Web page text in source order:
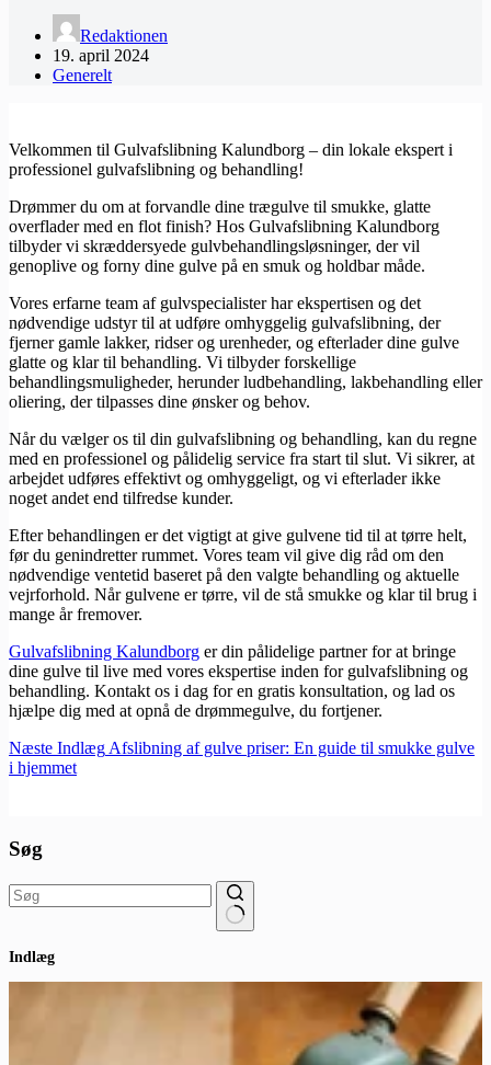
Redaktionen
19. april 2024
Generelt
Velkommen til Gulvafslibning Kalundborg – din lokale ekspert i
professionel gulvafslibning og behandling!
Drømmer du om at forvandle dine trægulve til smukke, glatte
overflader med en flot finish? Hos Gulvafslibning Kalundborg
tilbyder vi skræddersyede gulvbehandlingsløsninger, der vil
genoplive og forny dine gulve på en smuk og holdbar måde.
Vores erfarne team af gulvspecialister har ekspertisen og det
nødvendige udstyr til at udføre omhyggelig gulvafslibning, der
fjerner gamle lakker, ridser og urenheder, og efterlader dine gulve
glatte og klar til behandling. Vi tilbyder forskellige
behandlingsmuligheder, herunder ludbehandling, lakbehandling eller
oliering, der tilpasses dine ønsker og behov.
Når du vælger os til din gulvafslibning og behandling, kan du regne
med en professionel og pålidelig service fra start til slut. Vi sikrer, at
arbejdet udføres effektivt og omhyggeligt, og vi efterlader ikke
noget andet end tilfredse kunder.
Efter behandlingen er det vigtigt at give gulvene tid til at tørre helt,
før du genindretter rummet. Vores team vil give dig råd om den
nødvendige ventetid baseret på den valgte behandling og aktuelle
vejrforhold. Når gulvene er tørre, vil de stå smukke og klar til brug i
mange år fremover.
Gulvafslibning Kalundborg er din pålidelige partner for at bringe
dine gulve til live med vores ekspertise inden for gulvafslibning og
behandling. Kontakt os i dag for en gratis konsultation, og lad os
hjælpe dig med at opnå de drømmegulve, du fortjener.
Næste Indlæg Afslibning af gulve priser: En guide til smukke gulve
i hjemmet
Søg
resultater
Indlæg